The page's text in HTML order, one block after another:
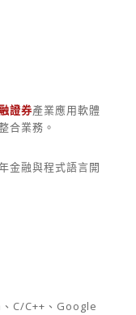
證券產業應用軟體
合業務。
金融與程式語言開
C/C++、Google